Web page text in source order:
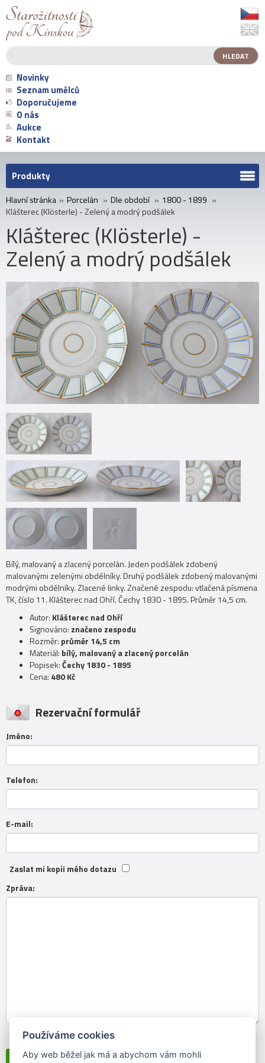
Novinky
Seznam umělců
Doporučujeme
O nás
Aukce
Kontakt
Produkty
Hlavní stránka » Porcelán » Dle období » 1800 - 1899 »
Klášterec (Klösterle) - Zelený a modrý podšálek
Klášterec (Klösterle) -
Zelený a modrý podšálek
Bílý, malovaný a zlacený porcelán. Jeden podšálek zdobený
malovanými zelenými obdélníky. Druhý podšálek zdobený malovanými
modrými obdélníky. Zlacené linky. Značené zespodu: vtlačená písmena
TK, číslo 11. Klášterec nad Ohří. Čechy 1830 - 1895. Průměr 14,5 cm.
Autor: Klášterec nad Ohří
Signováno: značeno zespodu
Rozměr: průměr 14,5 cm
Materiál: bílý, malovaný a zlacený porcelán
Popisek:Čechy 1830 - 1895
Cena: 480 Kč
Rezervační formulář
Jméno:
Telefon:
E-mail:
Zaslat mi kopii mého dotazu
Zpráva:
Souhlasím sezpracováním osobních údajů
Používáme cookies
Aby web běžel jak má a abychom vám mohli